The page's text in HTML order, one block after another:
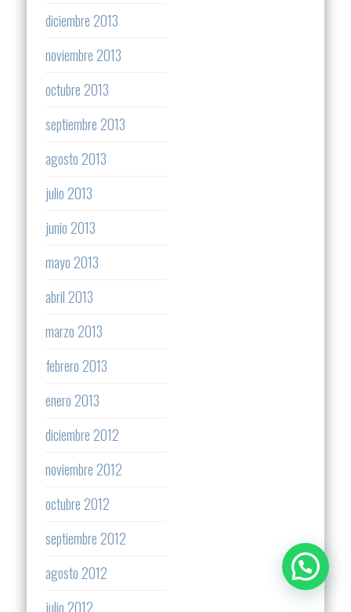
diciembre 2013
noviembre 2013
octubre 2013
septiembre 2013
agosto 2013
julio 2013
junio 2013
mayo 2013
abril 2013
marzo 2013
febrero 2013
enero 2013
diciembre 2012
noviembre 2012
octubre 2012
septiembre 2012
agosto 2012
julio 2012